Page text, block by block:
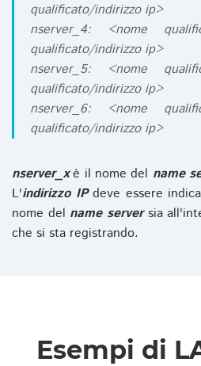
qualificato/indirizzo ip>
nserver_4: <nome
qualificato/indirizzo ip>
nserver_5: <nome
qualificato/indirizzo ip>
nserver_6: <nome
qualificato/indirizzo ip>
nserver_xè il nome del name
L'indirizzo IPdeve essere
nome del name serversia
che si sta registrando.
Esempi di